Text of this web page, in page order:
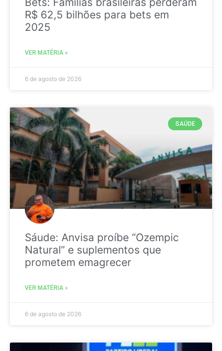
R$ 62,5 bilhões para bets em
2025
VER MATÉRIA »
6 de agosto de 2026
SAÚDE
Sáude: Anvisa proíbe “Ozempic
Natural” e suplementos que
prometem emagrecer
VER MATÉRIA »
6 de agosto de 2026